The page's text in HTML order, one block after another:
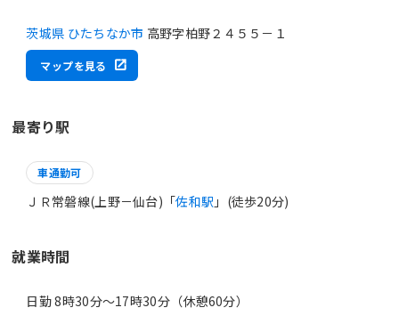
茨城県 ひたちなか市 高野字柏野２４５５－１
マップを見る
最寄り駅
車通勤可
ＪＲ常磐線(上野－仙台)「佐和駅 」(徒歩20分)
就業時間
日勤 8時30分〜17時30分（休憩60分）